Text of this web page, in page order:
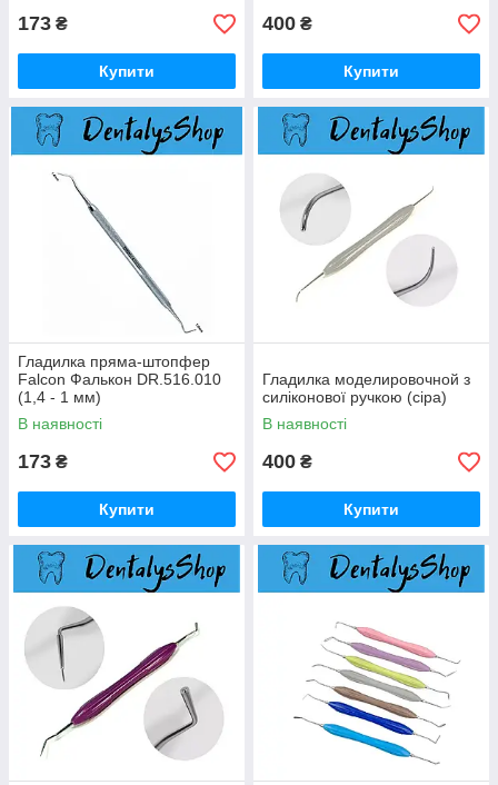
173 ₴
Купити
400 ₴
Купити
Гладилка пряма-штопфер
Falcon Фалькон DR.516.010
(1,4 - 1 мм)
В наявності
173 ₴
Купити
Гладилка моделировочной з
силіконової ручкою (сіра)
В наявності
400 ₴
Купити